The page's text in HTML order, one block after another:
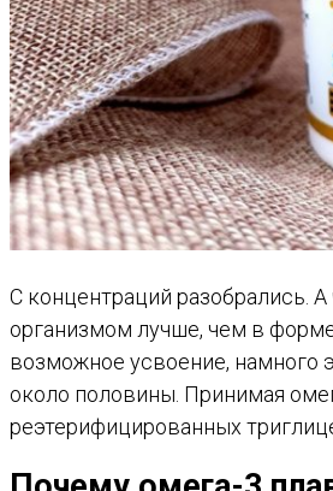
С концентраций разобрались.
организмом лучше, чем в
возможное усвоение,
около половины. Принимая
реэтерифицированных